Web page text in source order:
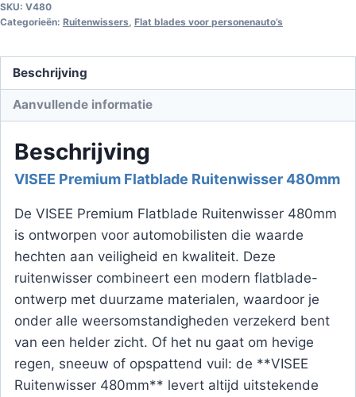
SKU: V480
Categorieën: Ruitenwissers, Flat blades voor personenauto’s
Beschrijving
Aanvullende informatie
Beschrijving
VISEE Premium Flatblade Ruitenwisser 480mm
De VISEE Premium Flatblade Ruitenwisser 480mm
is ontworpen voor automobilisten die waarde
hechten aan veiligheid en kwaliteit. Deze
ruitenwisser combineert een modern flatblade-
ontwerp met duurzame materialen, waardoor je
onder alle weersomstandigheden verzekerd bent
van een helder zicht. Of het nu gaat om hevige
regen, sneeuw of opspattend vuil: de **VISEE
Ruitenwisser 480mm** levert altijd uitstekende